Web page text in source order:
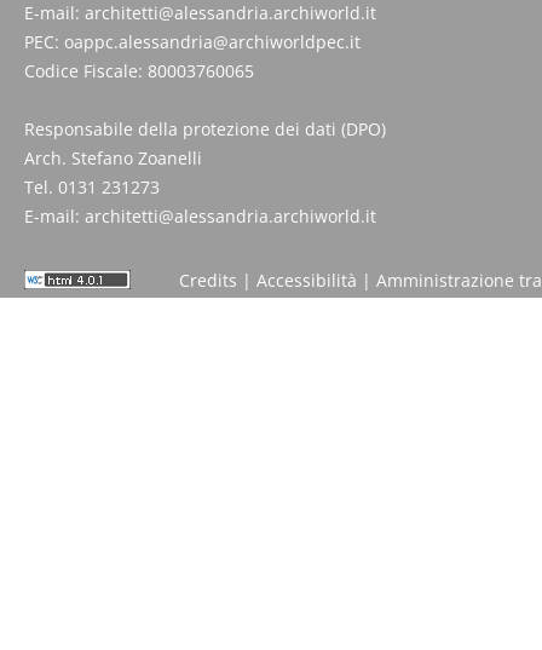
E-mail: architetti@alessandria.archiworld.it
PEC: oappc.alessandria@archiworldpec.it
Codice Fiscale: 80003760065
Responsabile della protezione dei dati (DPO)
Arch. Stefano Zoanelli
Tel. 0131 231273
E-mail: architetti@alessandria.archiworld.it
Credits | Accessibilità | Amministrazione